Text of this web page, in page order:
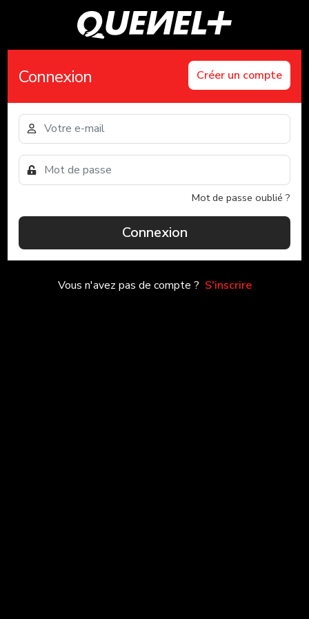
Connexion Créer un compte
Mot de passe oublié ?
Connexion
Vous n'avez pas de compte ? S'inscrire